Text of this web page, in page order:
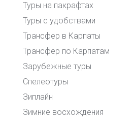
Туры на пакрафтах
Туры с удобствами
Трансфер в Карпаты
Трансфер по Карпатам
Зарубежные туры
Спелеотуры
Зиплайн
Зимние восхождения